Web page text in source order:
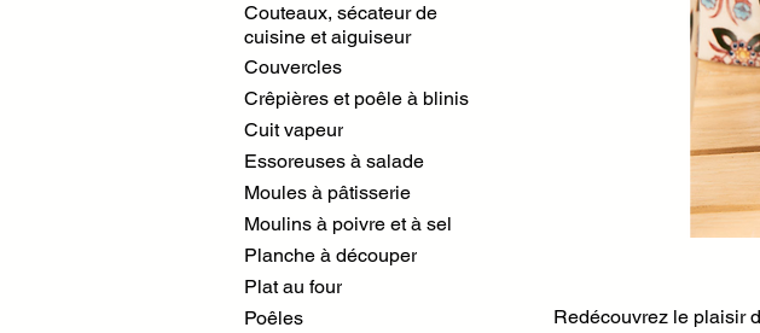
Couteaux, sécateur de
cuisine et aiguiseur
Couvercles
Crêpières et poêle à blinis
Cuit vapeur
Essoreuses à salade
Moules à pâtisserie
Moulins à poivre et à sel
Planche à découper
Plat au four
Poêles
Redécouvrez le plaisir